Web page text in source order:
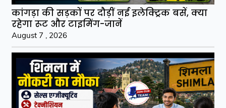
कांगड़ा की सड़कों पर दौड़ीं नई इलेक्ट्रिक बसें, क्या
रहेगा रूट और टाइमिंग-जानें
August 7 , 2026